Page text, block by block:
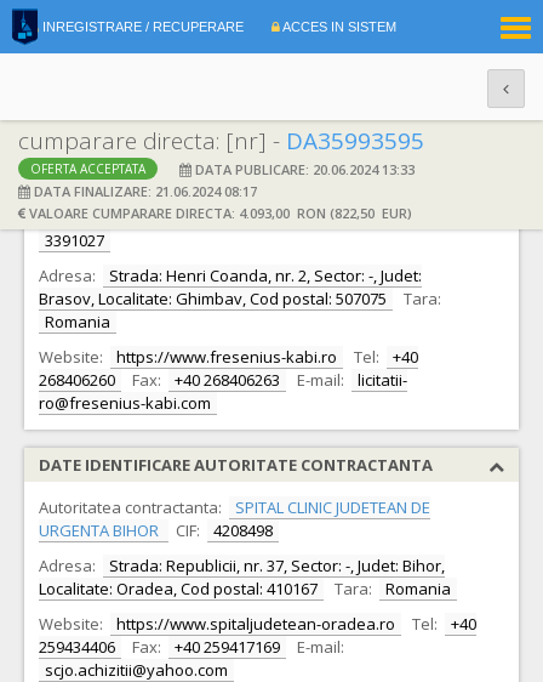
INREGISTRARE / RECUPERARE ACCES IN SISTEM
cumparare directa: [nr] - DA35993595
OFERTA ACCEPTATA
DATA PUBLICARE: 20.06.2024 13:33
DATA FINALIZARE: 21.06.2024 08:17
VALOARE CUMPARARE DIRECTA: 4.093,00 RON (822,50 EUR)
DATE IDENTIFICARE OFERTANT
Ofertant: S.C. FRESENIUS KABI ROMANIA S.R.L.
CIF:
3391027
Adresa:
Strada: Henri Coanda, nr. 2, Sector: -, Judet:
Brasov, Localitate: Ghimbav, Cod postal: 507075
Tara:
Romania
Website:
https://www.fresenius-kabi.ro Tel:
+40
268406260
Fax: +40 268406263 E-mail:
licitatii-
ro@fresenius-kabi.com
DATE IDENTIFICARE AUTORITATE CONTRACTANTA
Autoritatea contractanta:
SPITAL CLINIC JUDETEAN DE
URGENTA BIHOR
CIF:
4208498
Adresa:
Strada: Republicii, nr. 37, Sector: -, Judet: Bihor,
Localitate: Oradea, Cod postal: 410167
Tara:
Romania
Website:
https://www.spitaljudetean-oradea.ro Tel:
+40
259434406
Fax: +40 259417169
E-mail:
scjo.achizitii@yahoo.com